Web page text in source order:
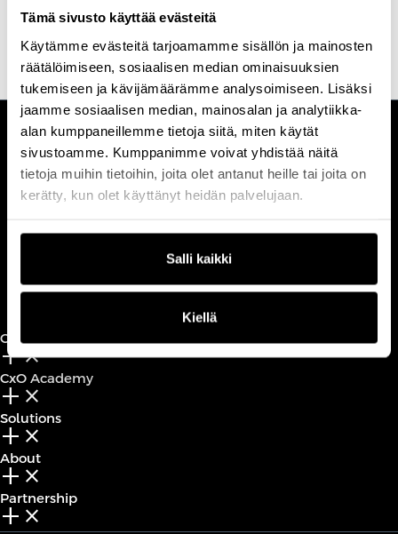
Tämä sivusto käyttää evästeitä
Käytämme evästeitä tarjoamamme sisällön ja mainosten
räätälöimiseen, sosiaalisen median ominaisuuksien
tukemiseen ja kävijämäärämme analysoimiseen. Lisäksi
jaamme sosiaalisen median, mainosalan ja analytiikka-
alan kumppaneillemme tietoja siitä, miten käytät
sivustoamme. Kumppanimme voivat yhdistää näitä
tietoja muihin tietoihin, joita olet antanut heille tai joita on
kerätty, kun olet käyttänyt heidän palvelujaan.
Salli kaikki
Kiellä
CUSTOMERCARE
Keilaranta 1 A, 02150 Espoo
+358 (0)20 780 6220
CxO Circles
add_2close
CxO Academy
add_2 close
Solutions
add_2 close
About
add_2 close
Partnership
add_2 close